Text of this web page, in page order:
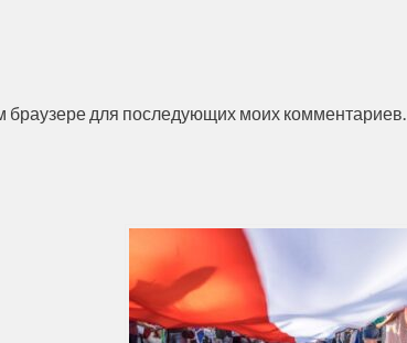
браузере для последующих моих комментариев.